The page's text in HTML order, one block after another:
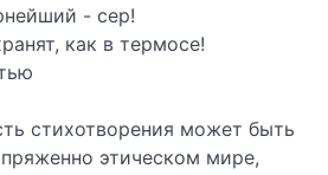
- сер!
как в термосе!
стихотворения может быть
этическом мире,